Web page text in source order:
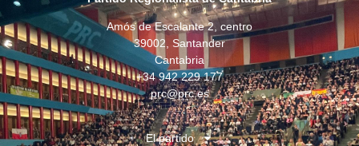
Amós de Escalante 2, centro
39002, Santander
Cantabria
+34 942 229 177
prc@prc.es
El partido